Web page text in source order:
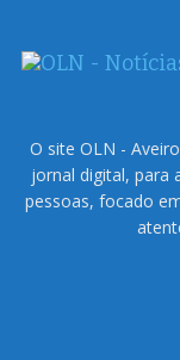
O site OLN -
jornal digital, para
pessoas, focado